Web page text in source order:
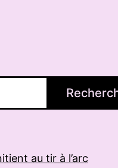
au tir à l’arc